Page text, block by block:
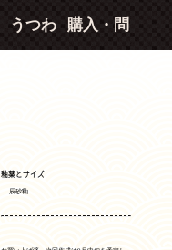
うつわ 購入・問
釉薬とサイズ
辰砂釉